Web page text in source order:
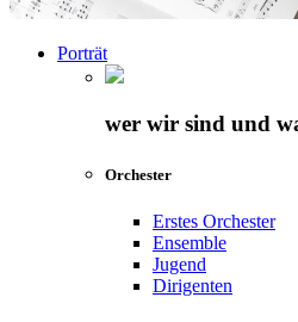
Porträt
wer wir sind und
Orchester
Erstes Orchester
Ensemble
Jugend
Dirigenten